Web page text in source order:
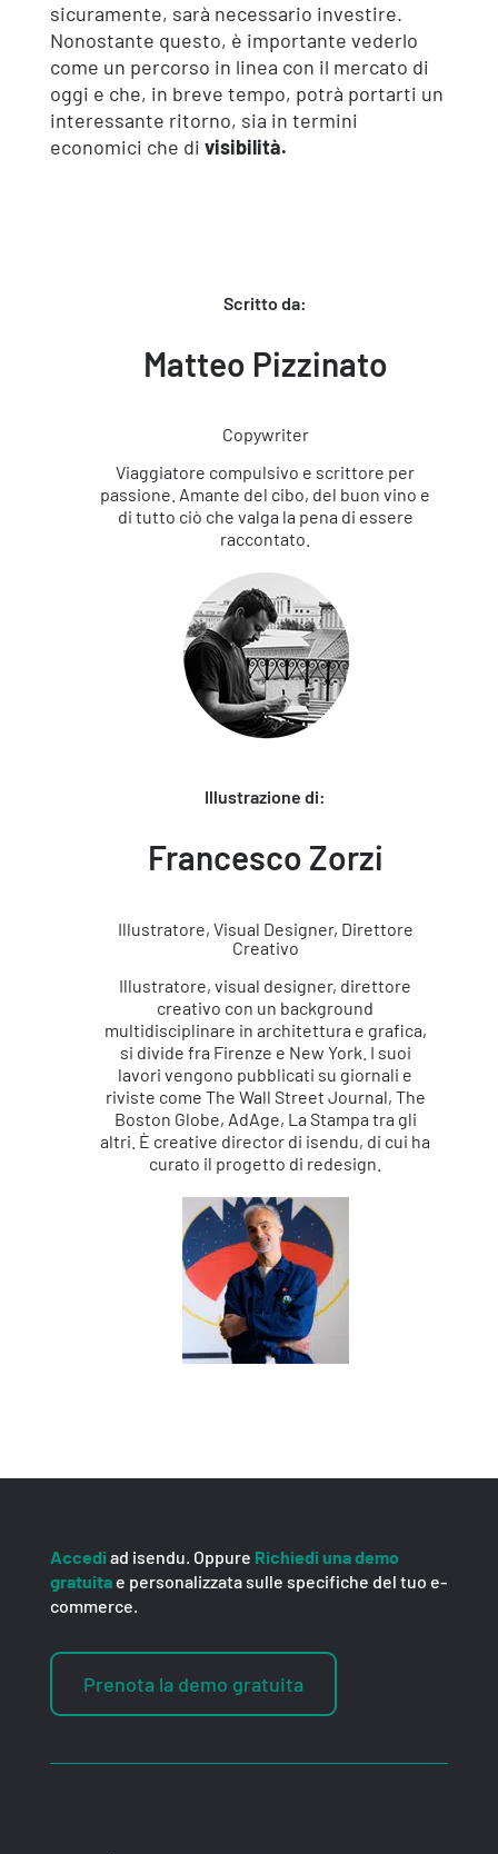
sicuramente, sarà necessario investire.
Nonostante questo, è importante vederlo
come un percorso in linea con il mercato di
oggi e che, in breve tempo, potrà portarti un
interessante ritorno, sia in termini
economici che di visibilità.
Scritto da:
Matteo Pizzinato
Copywriter
Viaggiatore compulsivo e scrittore per
passione. Amante del cibo, del buon vino e
di tutto ciò che valga la pena di essere
raccontato.
Illustrazione di:
Francesco Zorzi
Illustratore, Visual Designer, Direttore
Creativo
Illustratore, visual designer, direttore
creativo con un background
multidisciplinare in architettura e grafica,
si divide fra Firenze e New York. I suoi
lavori vengono pubblicati su giornali e
riviste come The Wall Street Journal, The
Boston Globe, AdAge, La Stampa tra gli
altri. È creative director di isendu, di cui ha
curato il progetto di redesign.
Accedi ad isendu. Oppure Richiedi una demo
gratuita e personalizzata sulle specifiche del tuo e-
commerce.
Prenota la demo gratuita